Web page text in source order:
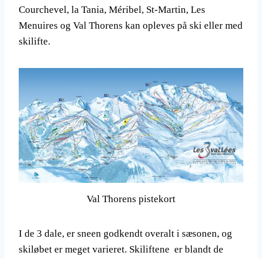
Courchevel, la Tania, Méribel, St-Martin, Les
Menuires og Val Thorens kan opleves på ski eller med
skilifte.
Val Thorens pistekort
I de 3 dale, er sneen godkendt overalt i sæsonen, og
skiløbet er meget varieret. Skiliftene er blandt de